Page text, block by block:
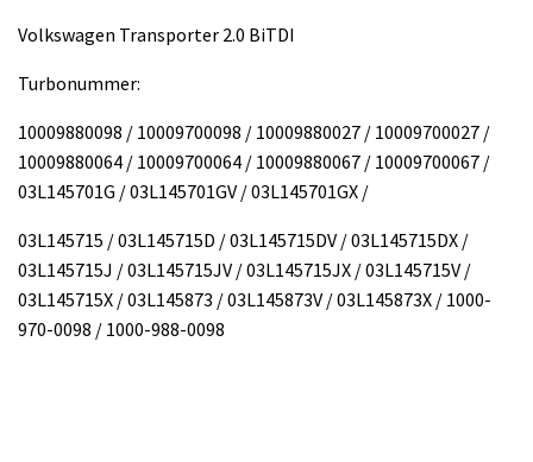
Volkswagen Transporter 2.0 BiTDI
Turbonummer:
10009880098 / 10009700098 / 10009880027 / 10009700027 /
10009880064 / 10009700064 / 10009880067 / 10009700067 /
03L145701G / 03L145701GV / 03L145701GX /
03L145715 / 03L145715D / 03L145715DV / 03L145715DX /
03L145715J / 03L145715JV / 03L145715JX / 03L145715V /
03L145715X / 03L145873 / 03L145873V / 03L145873X / 1000-
970-0098 / 1000-988-0098